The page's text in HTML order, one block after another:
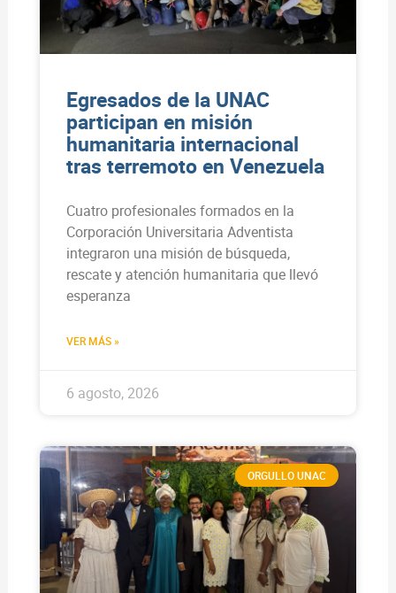
Egresados de la UNAC
participan en misión
humanitaria internacional
tras terremoto en Venezuela
Cuatro profesionales formados en la
Corporación Universitaria Adventista
integraron una misión de búsqueda,
rescate y atención humanitaria que llevó
esperanza
VER MÁS »
6 agosto, 2026
ORGULLO UNAC